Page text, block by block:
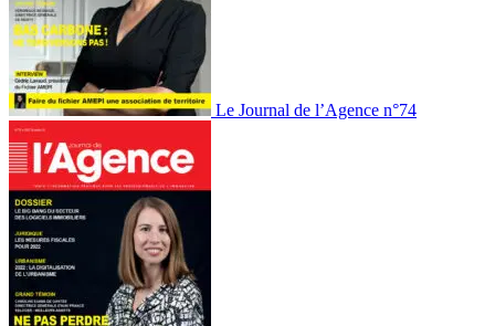
Le Journal de l’Agence n°74